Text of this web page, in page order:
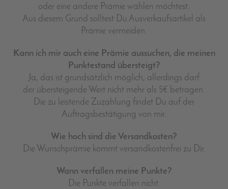
oder eine andere Prämie wählen möchtest.
Aus diesem Grund solltest Du Ausverkaufsartikel als
Prämie vermeiden.
Kann ich mir auch eine Prämie aussuchen, die meinen
Punktestand übersteigt?
Ja, das ist grundsätzlich möglich, allerdings darf
der übersteigende Wert nicht mehr als 5€ betragen.
Die zu leistende Zuzahlung findet Du auf der
Auftragsbestätigung von mir.
Wie hoch sind die Versandkosten?
Die Wunschprämie kommt versandkostenfrei zu Dir.
Wann verfallen meine Punkte?
Die Punkte verfallen nicht.